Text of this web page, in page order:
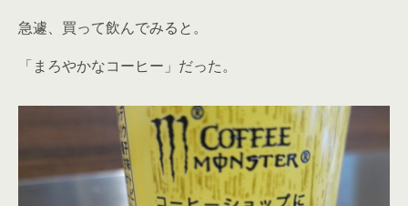
急遽、買って飲んでみると。
「まろやかなコーヒー」だった。